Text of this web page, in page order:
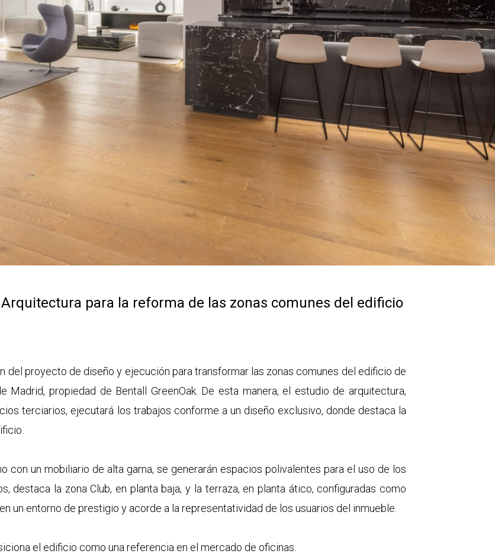
para la reforma de las zonas comunes del edificio
del proyecto de diseño y ejecución para transformar las zonas comunes del edificio de
Madrid, propiedad de Bentall GreenOak. De esta manera, el estudio de arquitectura,
terciarios, ejecutará los trabajos conforme a un diseño exclusivo, donde destaca la
con un mobiliario de alta gama, se generarán espacios polivalentes para el uso de los
destaca la zona Club, en planta baja, y la terraza, en planta ático, configuradas como
un entorno de prestigio y acorde a la representatividad de los usuarios del inmueble.
el edificio como una referencia en el mercado de oficinas.